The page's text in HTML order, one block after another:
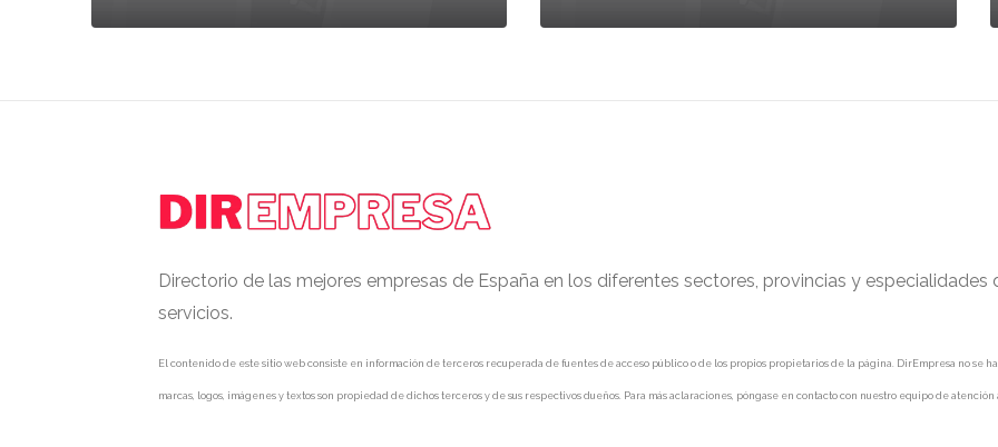
Directorio de las mejores empresas de España en los diferentes sectores, provincias y
servicios.
El contenido de este sitio web consiste en información de terceros recuperada de fuentes de acceso público o de los propios propietarios de la página. DirEmpresa no se
marcas, logos, imágenes y textos son propiedad de dichos terceros y de sus respectivos dueños. Para más aclaraciones, póngase en contacto con nuestro equipo de